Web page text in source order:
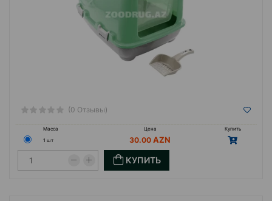
(0 Отзывы)
Масса Цена
Купить
1 шт
30.00
КУПИТЬ